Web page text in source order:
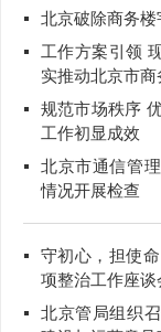
北京破除商务
工作方案引领
实推动北京市
规范市场秩序
工作初显成效
北京市通信管
情况开展检查
守初心，担使
项整治工作座谈
北京管局组织